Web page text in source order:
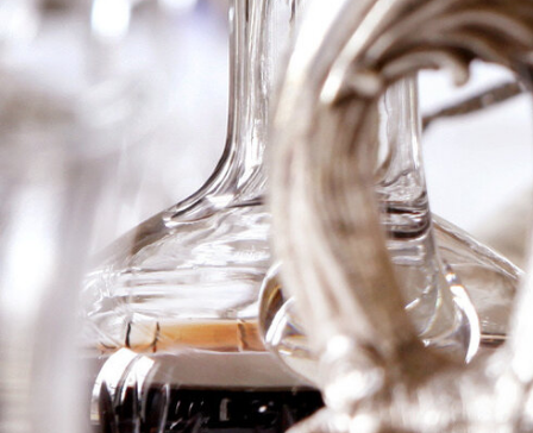
1978 Domaine
Le Tuc
Logga in för att se priset
Art.nr: 19203-01